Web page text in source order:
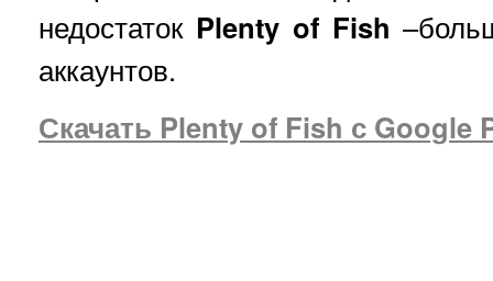
недостаток Plenty of Fish
аккаунтов.
Скачать Plenty of Fish с Google